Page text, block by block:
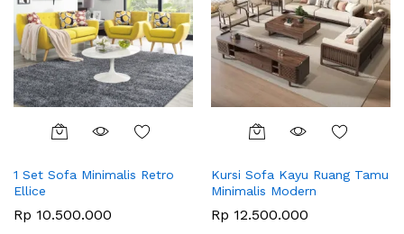
1 Set Sofa Minimalis Retro
Ellice
Rp 10.500.000
Kursi Sofa Kayu Ruang Tamu
Minimalis Modern
Rp 12.500.000